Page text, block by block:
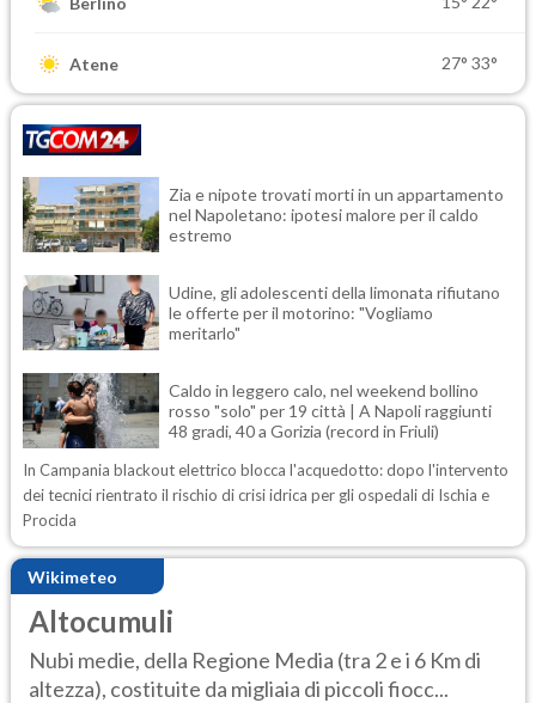
Atene 27° 33°
Zia e nipote trovati morti in un appartamento
nel Napoletano: ipotesi malore per il caldo
estremo
Udine, gli adolescenti della limonata rifiutano
le offerte per il motorino: "Vogliamo
meritarlo"
Caldo in leggero calo, nel weekend bollino
rosso "solo" per 19 città | A Napoli raggiunti
48 gradi, 40 a Gorizia (record in Friuli)
In Campania blackout elettrico blocca l'acquedotto: dopo l'intervento
dei tecnici rientrato il rischio di crisi idrica per gli ospedali di Ischia e
Procida
Wikimeteo
Altocumuli
Nubi medie, della Regione Media (tra 2 e i 6 Km di
altezza), costituite da migliaia di piccoli fiocc...